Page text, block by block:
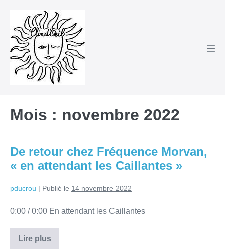
contenu
Mois : novembre 2022
De retour chez Fréquence Morvan,
« en attendant les Caillantes »
pducrou | Publié le 14 novembre 2022
0:00 / 0:00 En attendant les Caillantes
Lire plus
De